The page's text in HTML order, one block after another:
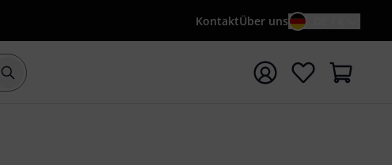
KontaktÜber uns
Suche mit Suchwort {searchTerm} starten